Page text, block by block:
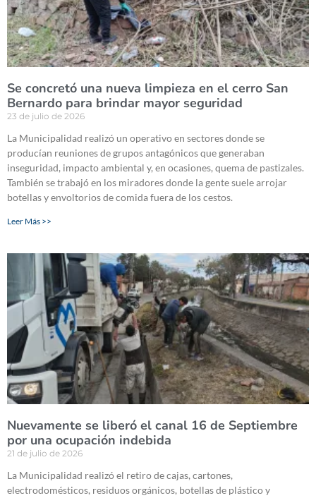
Se concretó una nueva limpieza en el cerro San
Bernardo para brindar mayor seguridad
23 de julio de 2026
La Municipalidad realizó un operativo en sectores donde se
producían reuniones de grupos antagónicos que generaban
inseguridad, impacto ambiental y, en ocasiones, quema de pastizales.
También se trabajó en los miradores donde la gente suele arrojar
botellas y envoltorios de comida fuera de los cestos.
Leer Más >>
Nuevamente se liberó el canal 16 de Septiembre
por una ocupación indebida
21 de julio de 2026
La Municipalidad realizó el retiro de cajas, cartones,
electrodomésticos, residuos orgánicos, botellas de plástico y